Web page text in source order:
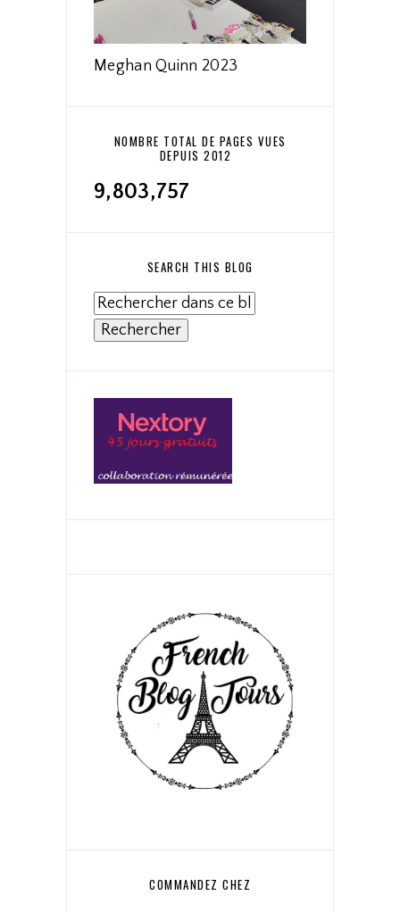
Meghan Quinn 2023
NOMBRE TOTAL DE PAGES VUES
DEPUIS 2012
9,803,757
SEARCH THIS BLOG
COMMANDEZ CHEZ